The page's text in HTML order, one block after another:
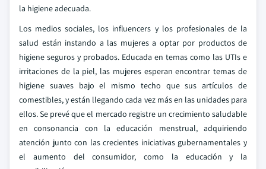
la higiene adecuada.
Los medios sociales, los influencers y los profesionales de la
salud están instando a las mujeres a optar por productos de
higiene seguros y probados. Educada en temas como las UTIs e
irritaciones de la piel, las mujeres esperan encontrar temas de
higiene suaves bajo el mismo techo que sus artículos de
comestibles, y están llegando cada vez más en las unidades para
ellos. Se prevé que el mercado registre un crecimiento saludable
en consonancia con la educación menstrual, adquiriendo
atención junto con las crecientes iniciativas gubernamentales y
el aumento del consumidor, como la educación y la